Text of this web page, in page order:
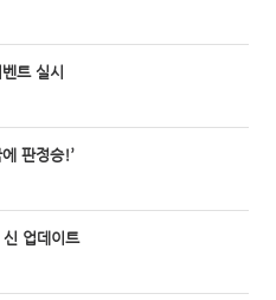
트 실시
판정승!’
업데이트